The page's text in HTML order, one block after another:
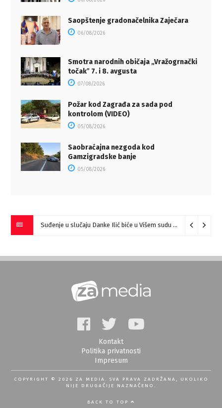
Saopštenje gradonačelnika Zaječara
06/08/2026
Smotra narodnih običaja „Vražogrnački
točakˮ 7. i 8. avgusta
07/08/2026
Požar kod Zagrađa za sada pod
kontrolom (VIDEO)
05/08/2026
Saobraćajna nezgoda kod
Gamzigradske banje
05/08/2026
Suđenje u slučaju Danke Ilić biće u Višem sudu u Negotinu?
Kontakt
Politika privatnosti
Impresum
COPYRIGHT © 2026 ZA MEDIA. SVA PRAVA ZADRŽANA, UKOLIKO
NIJE DRUGAČIJE NAZNAČENO.
BACK TO TOP